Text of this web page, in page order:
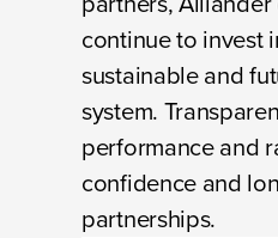
continue to invest
sustainable and
system.
performance and
confidence and
partnerships.